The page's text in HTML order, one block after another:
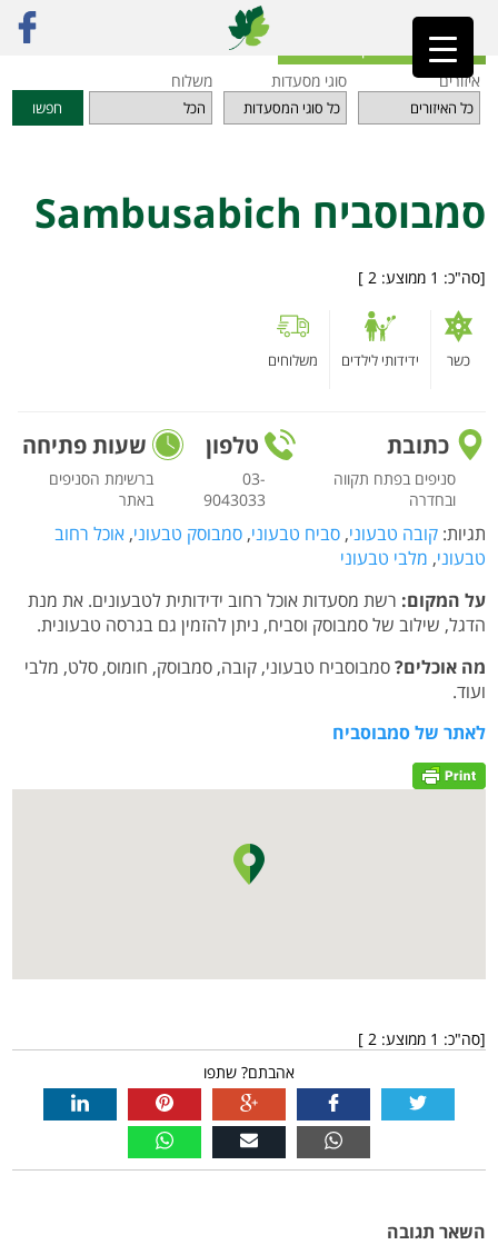
ראשי»מסעדות סמבוסביח Sambusabich
חזרה לאינדקס המסעדות
איזורים
סוגי מסעדות משלוח
חפשו
סמבוסביח Sambusabich
[סה"כ: 1 ממוצע: 2
]
כשר ידידותי לילדים משלוחים
כתובת
סניפים בפתח תקווה
ובחדרה
טלפון
03-
9043033
שעות פתיחה
ברשימת הסניפים
באתר
תגיות: קובה טבעוני, סביח טבעוני, סמבוסק טבעוני, אוכל רחוב
טבעוני, מלבי טבעוני
על המקום: רשת מסעדות אוכל רחוב ידידותית לטבעונים. את מנת
הדגל, שילוב של סמבוסק וסביח, ניתן להזמין גם בגרסה טבעונית.
מה אוכלים?סמבוסביח טבעוני, קובה, סמבוסק, חומוס, סלט, מלבי
ועוד.
לאתר של סמבוסביח
[סה"כ: 1 ממוצע: 2
]
אהבתם? שתפו
השאר תגובה